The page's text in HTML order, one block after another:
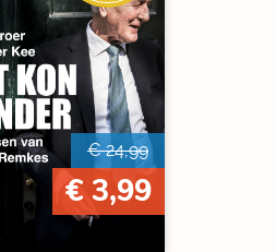
€ 24,99
€ 3,99